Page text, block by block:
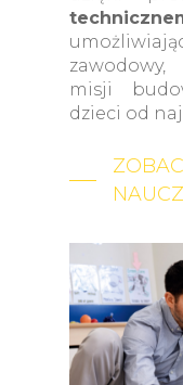
misji
dzieci od